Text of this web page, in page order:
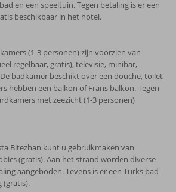
en een speeltuin. Tegen betaling is er een
beschikbaar in het hotel.
(1-3 personen) zijn voorzien van
regelbaar, gratis), televisie, minibar,
badkamer beschikt over een douche, toilet
hebben een balkon of Frans balkon. Tegen
met zeezicht (1-3 personen)
Bitezhan kunt u gebruikmaken van
(gratis). Aan het strand worden diverse
aangeboden. Tevens is er een Turks bad
(gratis).